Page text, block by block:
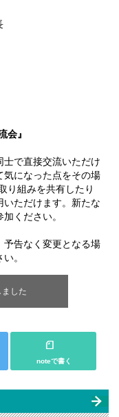
会』
士で直接交流いただけ
気になった点をその場
り組みを共有したり
いただけます。新たな
ください。
告なく変更となる場
。
した
noteで書く